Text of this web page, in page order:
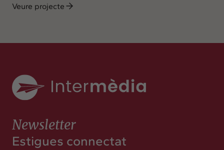
Veure projecte
Newsletter
Estigues connectat